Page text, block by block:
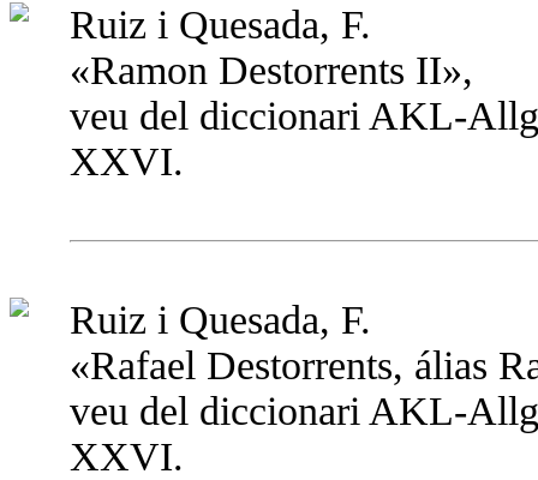
Ruiz i Quesada, F.
«Ramon Destorrents II»,
veu del diccionari AKL-
XXVI.
Ruiz i Quesada, F.
«Rafael Destorrents, álias
veu del diccionari AKL-
XXVI.